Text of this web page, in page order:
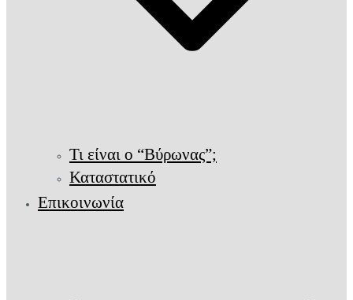
Τι είναι ο “Βύρωνας”;
Καταστατικό
Επικοινωνία